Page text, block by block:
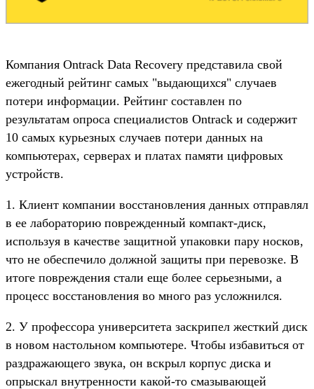
Компания Ontrack Data Recovery представила свой
ежегодный рейтинг самых "выдающихся" случаев
потери информации. Рейтинг составлен по
результатам опроса специалистов Ontrack и содержит
10 самых курьезных случаев потери данных на
компьютерах, серверах и платах памяти цифровых
устройств.
1. Клиент компании восстановления данных отправлял
в ее лабораторию поврежденный компакт-диск,
используя в качестве защитной упаковки пару носков,
что не обеспечило должной защиты при перевозке. В
итоге повреждения стали еще более серьезными, а
процесс восстановления во много раз усложнился.
2. У профессора университета заскрипел жесткий диск
в новом настольном компьютере. Чтобы избавиться от
раздражающего звука, он вскрыл корпус диска и
опрыскал внутренности какой-то смазывающей